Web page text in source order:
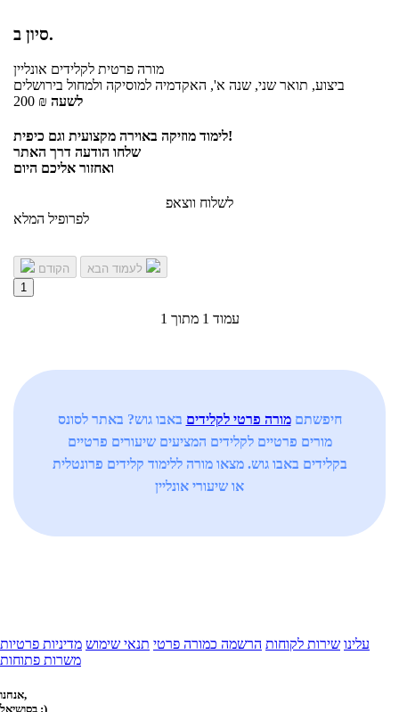
סיון ב.
מורה פרטית לקלידים אונליין
ביצוע, תואר שני, שנה א', האקדמיה למוסיקה ולמחול בירושלים
200 ₪ לשעה
לימוד מוזיקה באוירה מקצועית וגם כיפית!
שלחו הודעה דרך האתר
ואחזור אליכם היום
לשלוח ווצאפ
לפרופיל המלא
הקודם
1
עמוד 1 מתוך 1
חיפשתםמורה פרטי לקלידים באבו גוש? באתר לסונס
מורים פרטיים לקלידים המציעים שיעורים פרטיים
בקלידים באבו גוש. מצאו מורה ללימוד קלידים פרונטלית
או שיעורי אונליין
עלינו שירות לקוחות הרשמה כמורה פרטי תנאי שימוש מדיניות פרטיות
משרות פתוחות
אנחנו,
בסושיאל :)